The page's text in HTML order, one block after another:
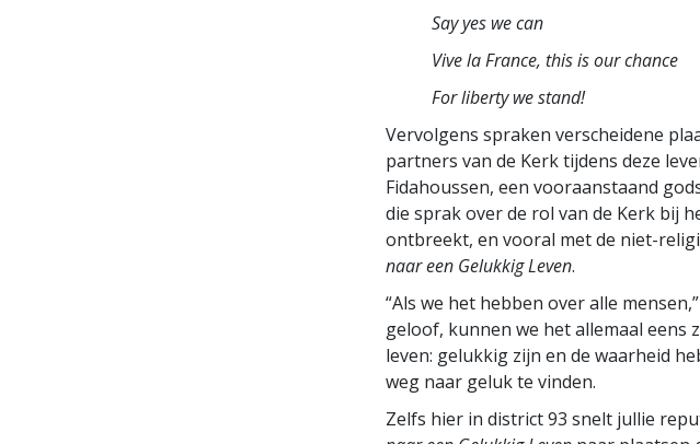
Say yes we can
Vive la France, this is our chance
For liberty we stand!
Vervolgens spraken verscheidene
partners van de Kerk tijdens deze
Fidahoussen, een vooraanstaand
die sprak over de rol van de Kerk bij
ontbreekt, en vooral met de niet-
naar een Gelukkig Leven.
“Als we het hebben over alle
geloof, kunnen we het allemaal eens
leven: gelukkig zijn en de waarheid
weg naar geluk te vinden.
Zelfs hier in district 93 snelt jullie